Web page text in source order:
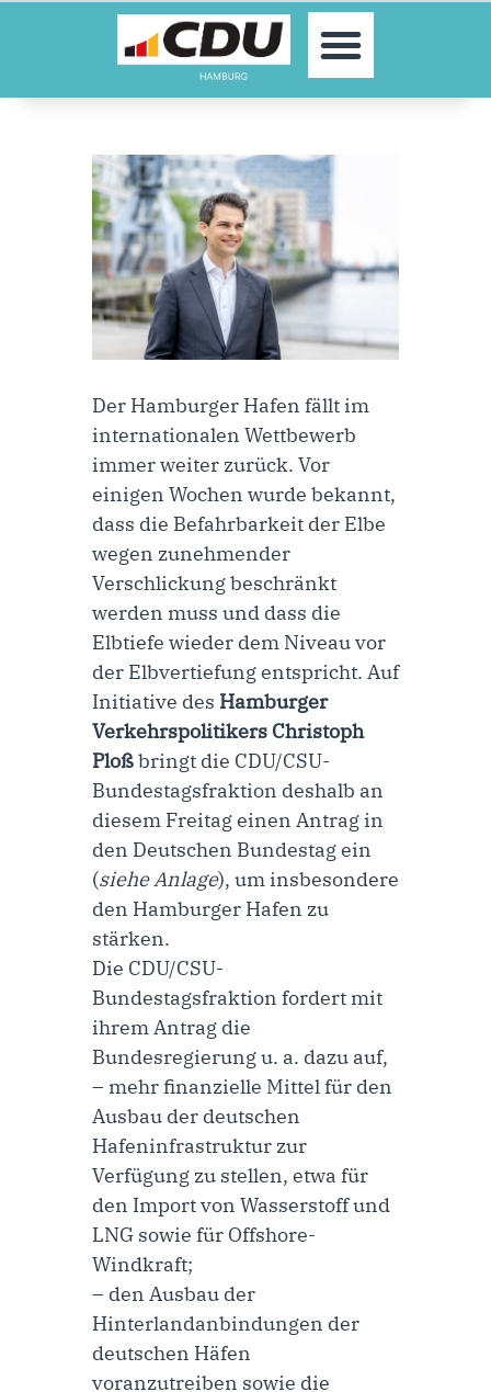
MOIN!
AKTUELLES
PARLAMENTE
KONTAKT
SPENDEN
MITGLIED WERDEN!
Der Hamburger Hafen fällt im
internationalen Wettbewerb
immer weiter zurück. Vor
einigen Wochen wurde bekannt,
dass die Befahrbarkeit der Elbe
wegen zunehmender
Verschlickung beschränkt
werden muss und dass die
Elbtiefe wieder dem Niveau vor
der Elbvertiefung entspricht. Auf
Initiative des Hamburger
Verkehrspolitikers Christoph
Ploßbringt die CDU/CSU-
Bundestagsfraktion deshalb an
diesem Freitag einen Antrag in
den Deutschen Bundestag ein
(siehe Anlage), um insbesondere
den Hamburger Hafen zu
stärken.
Die CDU/CSU-
Bundestagsfraktion fordert mit
ihrem Antrag die
Bundesregierung u. a. dazu auf,
– mehr finanzielle Mittel für den
Ausbau der deutschen
Hafeninfrastruktur zur
Verfügung zu stellen, etwa für
den Import von Wasserstoff und
LNG sowie für Offshore-
Windkraft;
– den Ausbau der
Hinterlandanbindungen der
deutschen Häfen
voranzutreiben sowie die